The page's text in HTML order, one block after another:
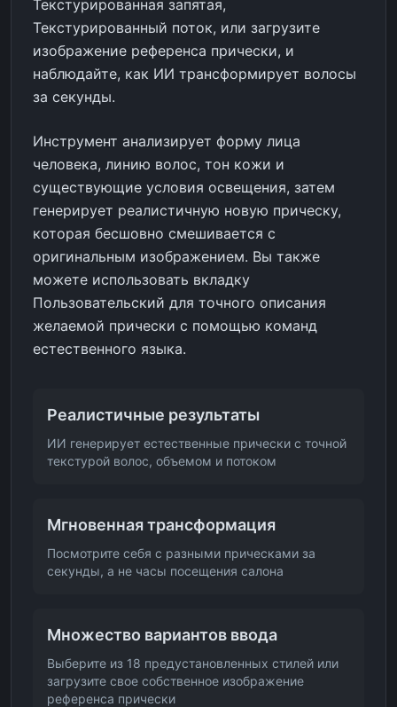
Текстурированная запятая,
Текстурированный поток, или загрузите
изображение референса прически, и
наблюдайте, как ИИ трансформирует волосы
за секунды.
Инструмент анализирует форму лица
человека, линию волос, тон кожи и
существующие условия освещения, затем
генерирует реалистичную новую прическу,
которая бесшовно смешивается с
оригинальным изображением. Вы также
можете использовать вкладку
Пользовательский для точного описания
желаемой прически с помощью команд
естественного языка.
Реалистичные результаты
ИИ генерирует естественные прически с точной
текстурой волос, объемом и потоком
Мгновенная трансформация
Посмотрите себя с разными прическами за
секунды, а не часы посещения салона
Множество вариантов ввода
Выберите из 18 предустановленных стилей или
загрузите свое собственное изображение
референса прически